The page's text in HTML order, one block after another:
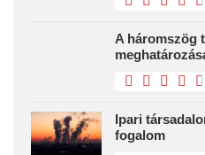
A háromszög
Ipari
fogalom